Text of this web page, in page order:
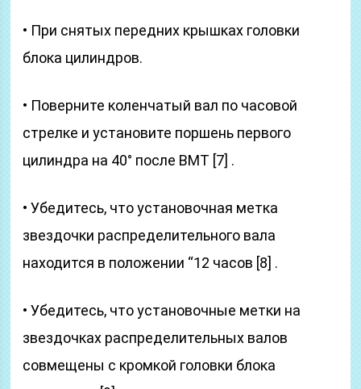
• При снятых передних крышках головки
блока цилиндров.
• Поверните коленчатый вал по часовой
стрелке и установите поршень первого
цилиндра на 40° после ВМТ [7] .
• Убедитесь, что установочная метка
звездочки распределительного вала
находится в положении “12 часов [8] .
• Убедитесь, что установочные метки на
звездочках распределительных валов
совмещены с кромкой головки блока